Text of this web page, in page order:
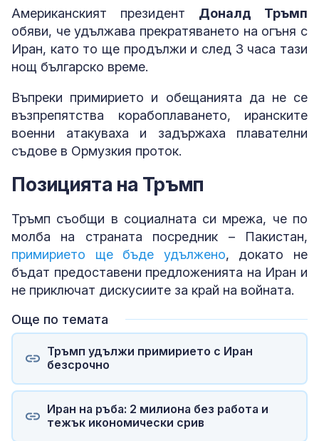
Американският президент Доналд Тръмп
обяви, че удължава прекратяването на огъня с
Иран, като то ще продължи и след 3 часа тази
нощ българско време.
Въпреки примирието и обещанията да не се
възпрепятства корабоплаването, иранските
военни атакуваха и задържаха плавателни
съдове в Ормузкия проток.
Позицията на Тръмп
Тръмп съобщи в социалната си мрежа, че по
молба на страната посредник – Пакистан,
примирието ще бъде удължено, докато не
бъдат предоставени предложенията на Иран и
не приключат дискусиите за край на войната.
Още по темата
Тръмп удължи примирието с Иран
безсрочно
Иран на ръба: 2 милиона без работа и
тежък икономически срив